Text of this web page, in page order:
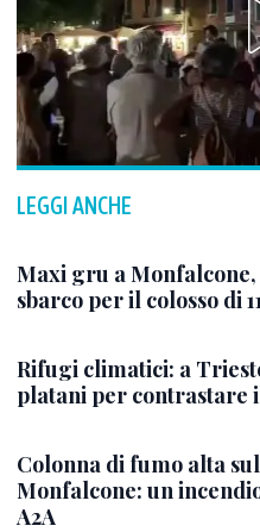
LEGGI ANCHE
Maxi gru a
sbarco per il colosso di
Rifugi climatici: a
platani per contrastare
Colonna di fumo alta
Monfalcone: un
A2A